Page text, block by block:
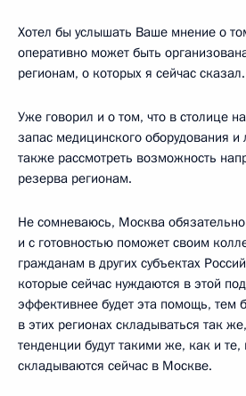
Хотел бы услышать Ваше мнение о
оперативно может быть
регионам, о которых я сейчас сказал.
Уже говорил и о том, что в столице
запас медицинского оборудования
также рассмотреть возможность
резерва регионам.
Не сомневаюсь, Москва обязательно
и с готовностью поможет своим
гражданам в других субъектах
которые сейчас нуждаются в этой
эффективнее будет эта помощь, тем
в этих регионах складываться так
тенденции будут такими же, как и те,
складываются сейчас в Москве.